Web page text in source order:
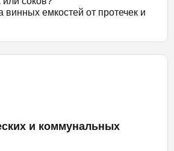
винных емкостей от протечек и
и коммунальных